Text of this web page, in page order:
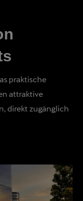
praktische
attraktive
direkt zugänglich